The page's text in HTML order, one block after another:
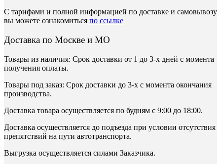
С тарифами и полной информацией по доставке и самовывозу
вы можете ознакомиться по ссылке
Доставка по Москве и МО
Товары из наличия: Срок доставки от 1 до 3-х дней с момента
получения оплаты.
Товары под заказ: Срок доставки до 3-х с момента окончания
производства.
Доставка товара осуществляется по будням с 9:00 до 18:00.
Доставка осуществляется до подъезда при условии отсутствия
препятствий на пути автотранспорта.
Выгрузка осуществляется силами Заказчика.